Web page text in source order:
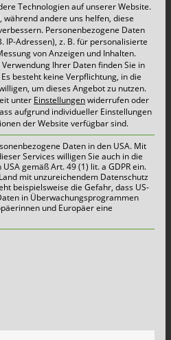
*
Technologien auf unserer Website.
während andere uns helfen, diese
Personenbezogene Daten
IP-Adressen), z. B. für personalisierte
von Anzeigen und Inhalten.
Ihrer Daten finden Sie in
Es besteht keine Verpflichtung, in die
um dieses Angebot zu nutzen.
unter Einstellungenwiderrufen oder
aufgrund individueller Einstellungen
der Website verfügbar sind.
Daten in den USA. Mit
Services willigen Sie auch in die
gemäß Art. 49 (1) lit. a GDPR ein.
mit unzureichendem Datenschutz
beispielsweise die Gefahr, dass US-
in Überwachungsprogrammen
und Europäer eine
Gruppen, für die eine